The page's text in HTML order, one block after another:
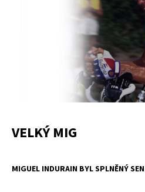
VELKÝ MIG
MIGUEL INDURAIN BYL SPLNĚNÝ SEN